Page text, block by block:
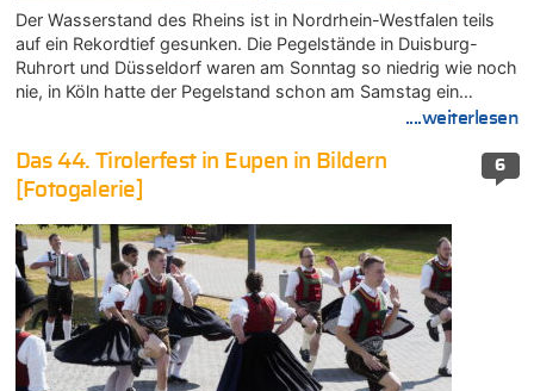
Der Wasserstand des Rheins ist in Nordrhein-Westfalen teils
auf ein Rekordtief gesunken. Die Pegelstände in Duisburg-
Ruhrort und Düsseldorf waren am Sonntag so niedrig wie noch
nie, in Köln hatte der Pegelstand schon am Samstag ein…
....weiterlesen
6
Das 44. Tirolerfest in Eupen in Bildern
[Fotogalerie]